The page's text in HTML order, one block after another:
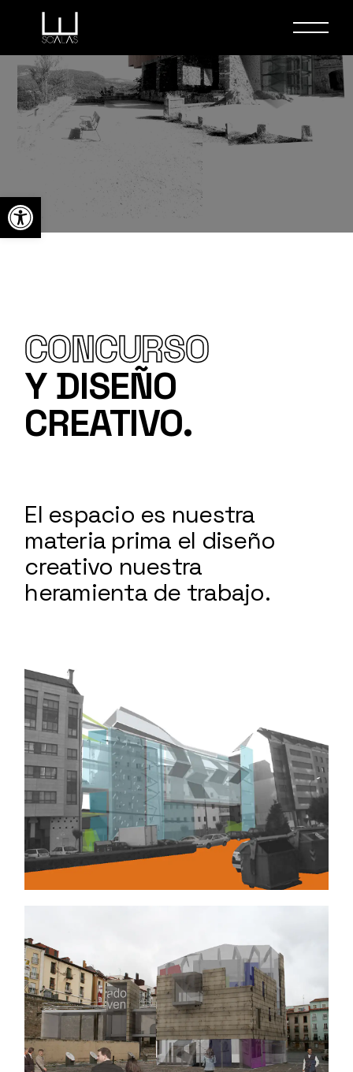
CONCURSO
Y DISEÑO
CREATIVO.
El espacio es nuestra
materia prima el diseño
creativo nuestra
heramienta de trabajo.
Abrir barra de herramientas